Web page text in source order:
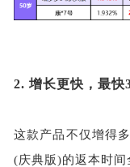
2. 增长更快，最快
这款产品不仅增得
(庆典版)的返本时间